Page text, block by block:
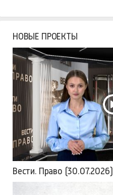
НОВЫЕ ПРОЕКТЫ
Вести. Право (30.07.2026)